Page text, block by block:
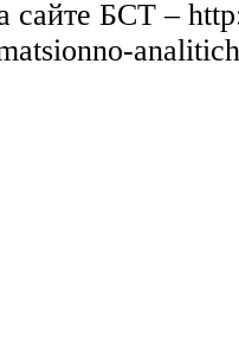
сайте БСТ –